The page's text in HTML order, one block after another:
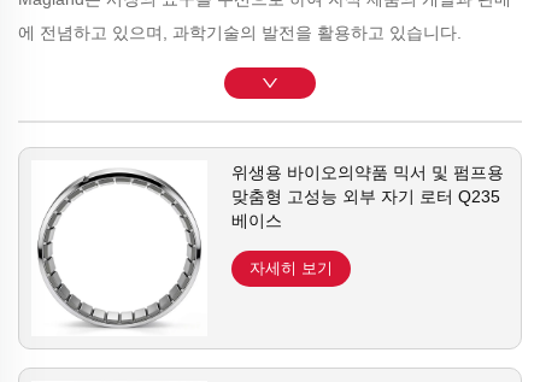
에 전념하고 있으며, 과학기술의 발전을 활용하고 있습니다.
위생용 바이오의약품 믹서 및 펌프용
맞춤형 고성능 외부 자기 로터 Q235
베이스
자세히 보기